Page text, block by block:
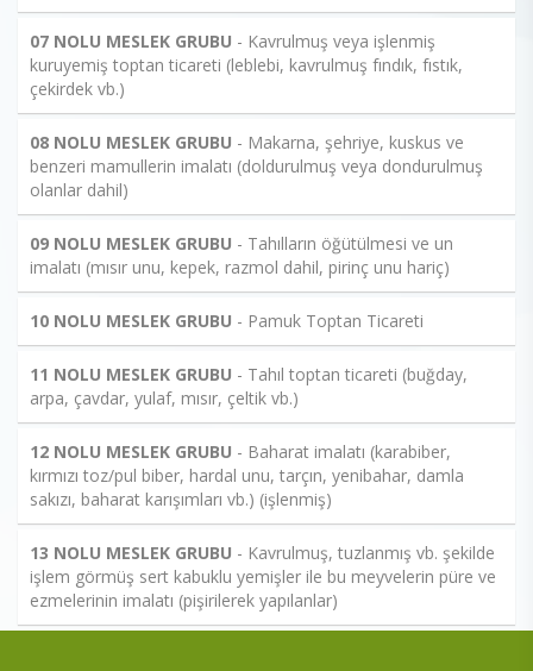
07 NOLU MESLEK GRUBU - Kavrulmuş veya işlenmiş
kuruyemiş toptan ticareti (leblebi, kavrulmuş fındık, fıstık,
çekirdek vb.)
08 NOLU MESLEK GRUBU - Makarna, şehriye, kuskus ve
benzeri mamullerin imalatı (doldurulmuş veya dondurulmuş
olanlar dahil)
09 NOLU MESLEK GRUBU - Tahılların öğütülmesi ve un
imalatı (mısır unu, kepek, razmol dahil, pirinç unu hariç)
10 NOLU MESLEK GRUBU - Pamuk Toptan Ticareti
11 NOLU MESLEK GRUBU - Tahıl toptan ticareti (buğday,
arpa, çavdar, yulaf, mısır, çeltik vb.)
12 NOLU MESLEK GRUBU - Baharat imalatı (karabiber,
kırmızı toz/pul biber, hardal unu, tarçın, yenibahar, damla
sakızı, baharat karışımları vb.) (işlenmiş)
13 NOLU MESLEK GRUBU - Kavrulmuş, tuzlanmış vb. şekilde
işlem görmüş sert kabuklu yemişler ile bu meyvelerin püre ve
ezmelerinin imalatı (pişirilerek yapılanlar)